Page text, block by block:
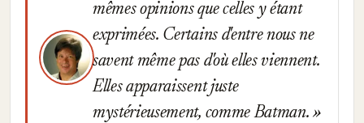
mêmes opinions que celles y étant
exprimées. Certains d'entre nous ne
savent même pas d'où elles viennent.
Elles apparaissent juste
mystérieusement, comme Batman.